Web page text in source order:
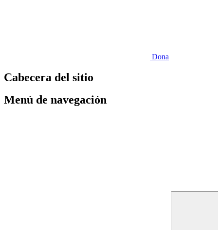
Dona
Cabecera del sitio
Menú de navegación